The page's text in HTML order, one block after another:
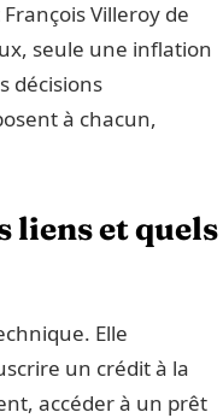
Villeroy de
seule une inflation
décisions
à chacun,
liens et quels
Elle
un crédit à la
accéder à un prêt